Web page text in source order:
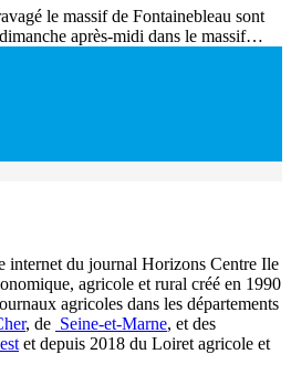
le massif de Fontainebleau sont
après-midi dans le massif…
internet du journal Horizons Centre Ile
agricole et rural créé en 1990
agricoles dans les départements
, de Seine-et-Marne, et des
et depuis 2018 du Loiret agricole et